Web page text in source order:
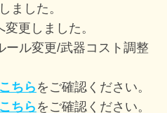
ました。
更しました。
ール変更/武器コスト調整
こちら をご確認ください。
こちら をご確認ください。